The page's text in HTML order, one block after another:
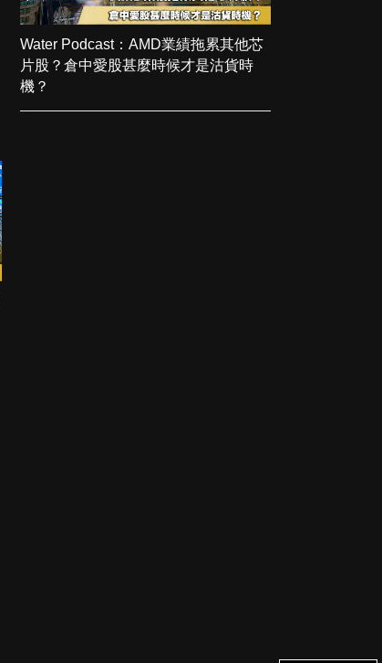
Water Podcast：AMD業績拖累其他芯
片股？倉中愛股甚麼時候才是沽貨時
機？